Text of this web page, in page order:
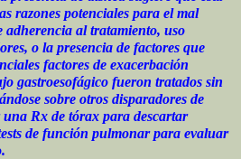
razones potenciales para el mal
al tratamiento, uso
o la presencia de factores que
factores de exacerbación
gastroesofágico fueron tratados sin
sobre otros disparadores de
Rx de tórax para descartar
de función pulmonar para evaluar